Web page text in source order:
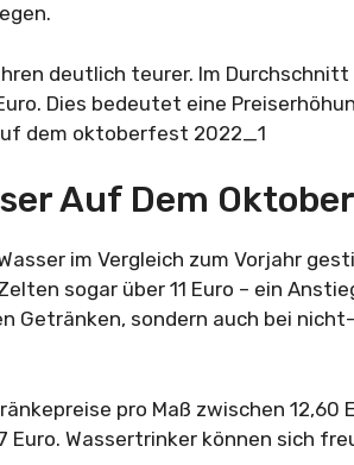
deutlich teurer. Im
Dies bedeutet eine
Auf Dem
im Vergleich zum Vorjahr
sogar über 11 Euro – ein
Getränken, sondern auch bei
pro Maß zwischen 12,60
Wassertrinker können sich